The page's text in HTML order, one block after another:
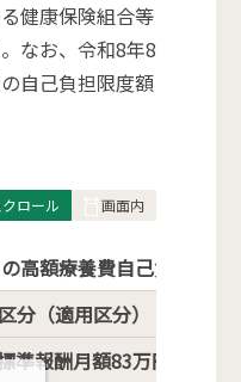
健康保険組合等
なお、令和8年8
自己負担限度額
高額療養費自己負担限
分（適用区分）
準報酬月額83万円以上の